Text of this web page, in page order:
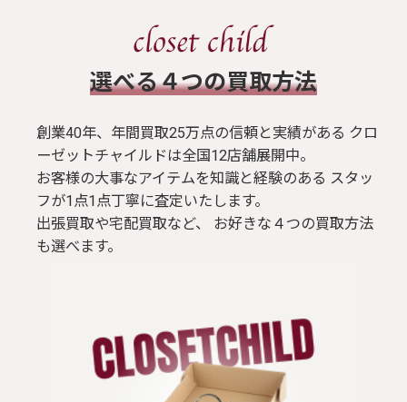
​選べる４つの買取方法
創業40年、年間買取25万点の信頼と実績がある クロ
ーゼットチャイルドは全国12店舗展開中。
お客様の大事なアイテムを知識と経験のある スタッ
フが1点1点丁寧に査定いたします。
出張買取や宅配買取など、 お好きな４つの買取方法
も選べます。